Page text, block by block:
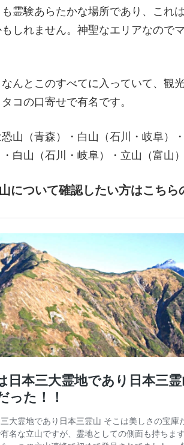
霊験あらたかな場所であり、これ
しれません。神聖なエリアなので
んとこのすべてに入っていて、観
コの口寄せで有名です。
山（青森）・白山（石川・岐阜）
・白山（石川・岐阜）・立山（富山
について確認したい方はこち